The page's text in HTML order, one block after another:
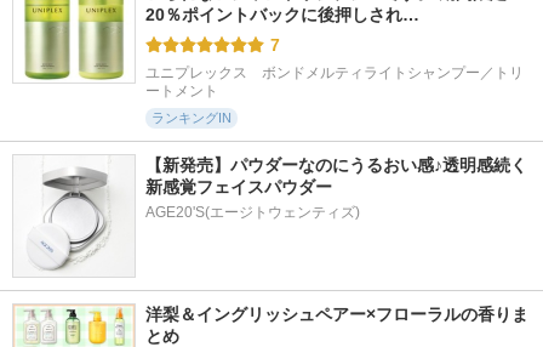
20％ポイントバックに後押しされ…
7
ユニプレックス　ボンドメルティライトシャンプー／トリ
ートメント
ランキングIN
【新発売】パウダーなのにうるおい感♪透明感続く
新感覚フェイスパウダー
AGE20'S(エージトウェンティズ)
洋梨＆イングリッシュペアー×フローラルの香りま
とめ